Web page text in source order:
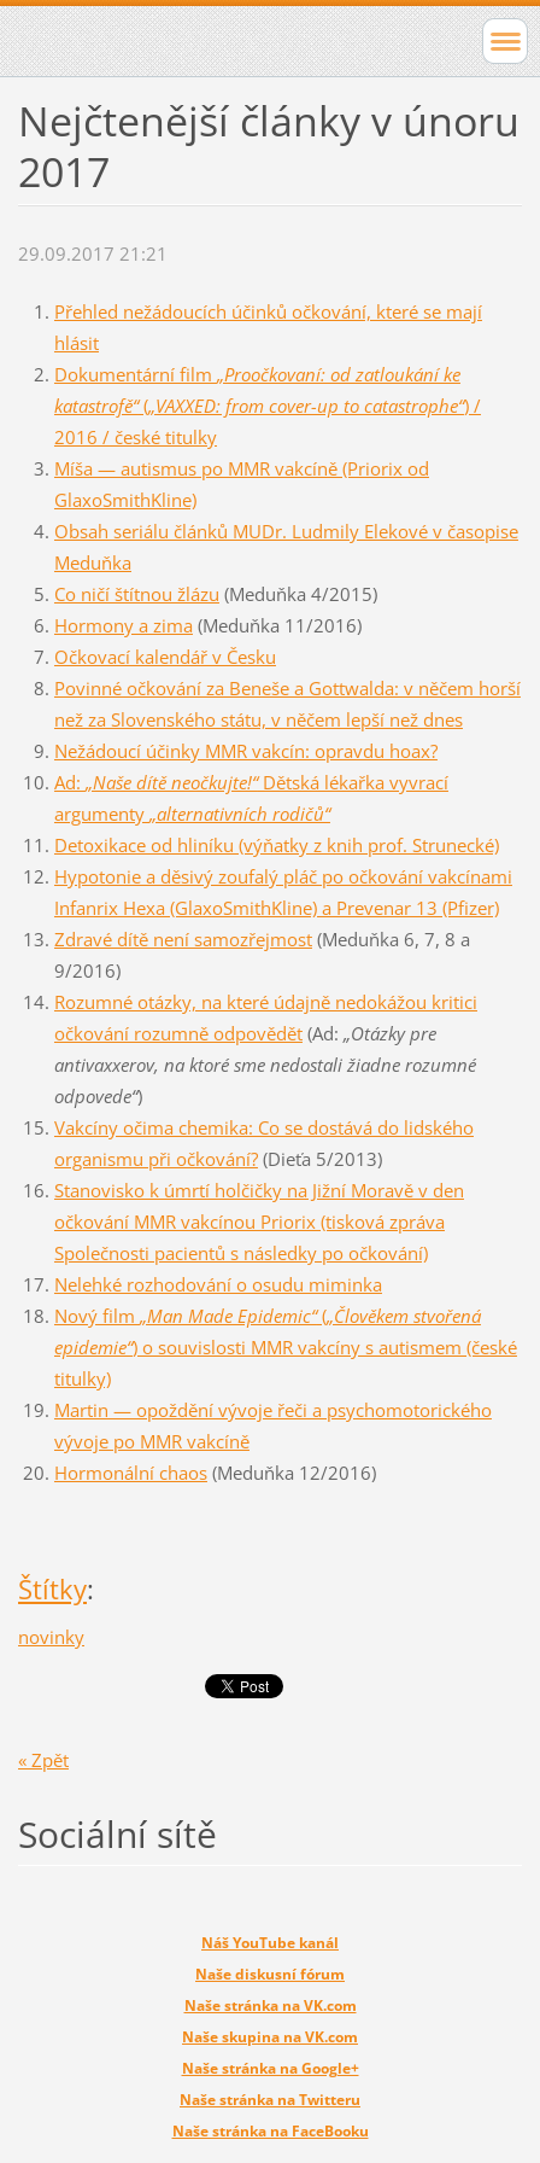
Nejčtenější články v únoru
2017
29.09.2017 21:21
Přehled nežádoucích účinků očkování, které se mají
hlásit
Dokumentární film „Proočkovaní: od zatloukání ke
katastrofě“(„VAXXED: from cover-up to catastrophe“) /
2016 / české titulky
Míša — autismus po MMR vakcíně (Priorix od
GlaxoSmithKline)
Obsah seriálu článků MUDr. Ludmily Elekové v časopise
Meduňka
Co ničí štítnou žlázu (Meduňka 4/2015)
Hormony a zima(Meduňka 11/2016)
Očkovací kalendář v Česku
Povinné očkování za Beneše a Gottwalda: v něčem horší
než za Slovenského státu, v něčem lepší než dnes
Nežádoucí účinky MMR vakcín: opravdu hoax?
Ad: „Naše dítě neočkujte!“Dětská lékařka vyvrací
argumenty „alternativních rodičů“
Detoxikace od hliníku (výňatky z knih prof. Strunecké)
Hypotonie a děsivý zoufalý pláč po očkování vakcínami
Infanrix Hexa (GlaxoSmithKline) a Prevenar 13 (Pfizer)
Zdravé dítě není samozřejmost(Meduňka 6, 7, 8 a
9/2016)
Rozumné otázky, na které údajně nedokážou kritici
očkování rozumně odpovědět(Ad: „Otázky pre
antivaxxerov, na ktoré sme nedostali žiadne rozumné
odpovede“)
Vakcíny očima chemika: Co se dostává do lidského
organismu při očkování?(Dieťa 5/2013)
Stanovisko k úmrtí holčičky na Jižní Moravě v den
očkování MMR vakcínou Priorix (tisková zpráva
Společnosti pacientů s následky po očkování)
Nelehké rozhodování o osudu miminka
Nový film „Man Made Epidemic“(„Člověkem stvořená
epidemie“) o souvislosti MMR vakcíny s autismem (české
titulky)
Martin — opoždění vývoje řeči a psychomotorického
vývoje po MMR vakcíně
Hormonální chaos(Meduňka 12/2016)
Štítky:
novinky
« Zpět
Sociální sítě
Náš YouTube kanál
Naše diskusní fórum
Naše stránka na VK.com
Naše skupina na VK.com
Naše stránka na Google+
Naše stránka na Twitteru
Naše stránka na FaceBooku